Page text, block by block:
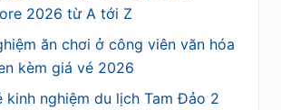
2026 từ A tới Z
ăn chơi ở công viên văn hóa
kèm giá vé 2026
kinh nghiệm du lịch Tam Đảo 2